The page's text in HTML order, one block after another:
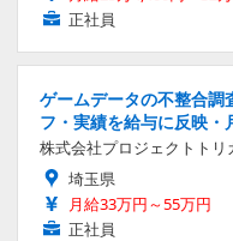
正社員
ゲームデータの不整合調
フ・実績を給与に反映・
株式会社プロジェクトトリ
埼玉県
月給33万円～55万円
正社員